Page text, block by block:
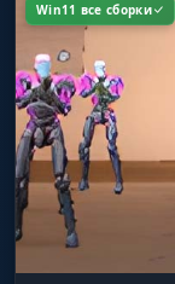
Win11 все сборки